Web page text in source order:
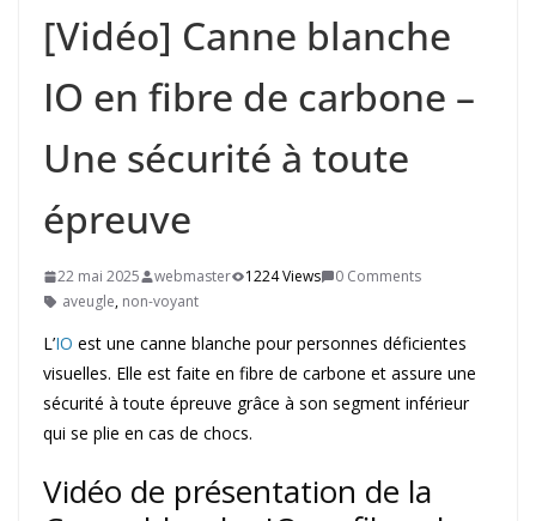
[Vidéo] Canne blanche
IO en fibre de carbone –
Une sécurité à toute
épreuve
22 mai 2025 webmaster 1224 Views
0 Comments
aveugle, non-voyant
L’IO est une canne blanche pour personnes déficientes
visuelles. Elle est faite en fibre de carbone et assure une
sécurité à toute épreuve grâce à son segment inférieur
qui se plie en cas de chocs.
Vidéo de présentation de la